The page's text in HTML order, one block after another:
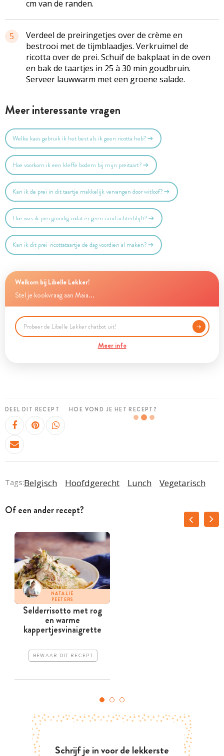
cm van de randen.
5
Verdeel de preiringetjes over de crème en
bestrooi met de tijmblaadjes. Verkruimel de
ricotta over de prei. Schuif de bakplaat in de oven
en bak de taartjes in 25 à 30 min goudbruin.
Serveer lauwwarm met een groene salade.
Meer interessante vragen
Welke kaas gebruik ik het best als ik geen ricotta heb?
Hoe voorkom ik een kleffe bodem bij mijn preitaart?
Kan ik de prei in dit taartje makkelijk vervangen door witloof?
Hoe was ik prei grondig zodat er geen zand achterblijft?
Kan ik dit prei-ricottataartje de dag voordien al maken?
Welkom bij Libelle Lekker!
Stel je kookvraag aan Maia...
Meer info
DEEL DIT RECEPT HOE VOND JE HET RECEPT?
Tags:Belgisch Hoofdgerecht Lunch Vegetarisch
Of een ander recept?
NATALIE
PEETERS
Selderrisotto met rog
en warme
kappertjesvinaigrette
BEWAAR DIT RECEPT
Schrijf je in voor de lekkerste